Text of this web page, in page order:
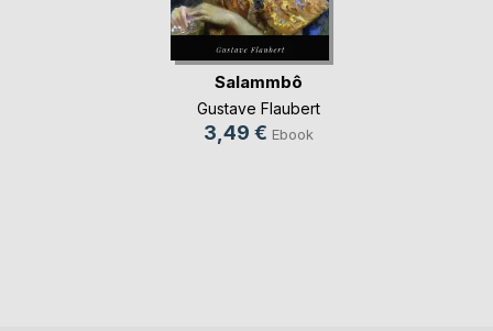
Salammbô
Gustave Flaubert
3,49 € Ebook